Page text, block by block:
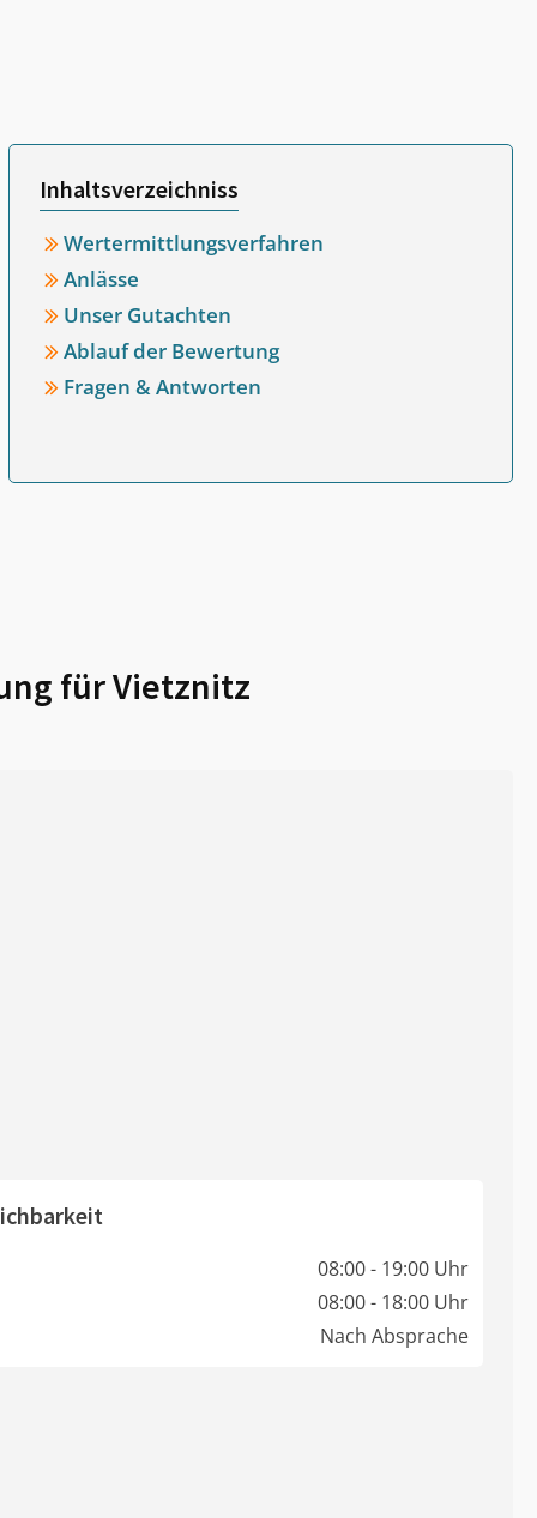
Inhaltsverzeichniss
Wertermittlungsverfahren
Anlässe
Unser Gutachten
Ablauf der Bewertung
Fragen & Antworten
fürVietznitz
08:00 - 19:00 Uhr
08:00 - 18:00 Uhr
Nach Absprache